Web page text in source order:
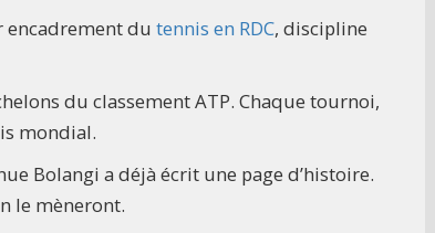
encadrement du tennis en RDC, discipline
du classement ATP. Chaque tournoi,
mondial.
Bolangi a déjà écrit une page d’histoire.
le mèneront.